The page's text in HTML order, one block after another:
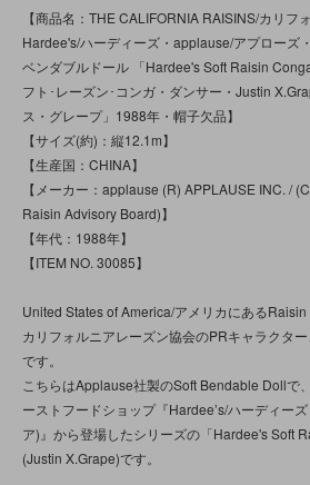
【商品名：THE CALIFORNIA RAISINS/カリフ
Hardee's/ハーディーズ・applause/アプローズ
ベンダブルドール 「Hardee's Soft Raisin
フト･レーズン･コンガ・ダンサー・Justin
ス・グレープ」1988年・帽子欠品】
【サイズ(約)：縦12.1m】
【生産国：CHINA】
【メーカー：applause (R) APPLAUSE INC. /
Raisin Advisory Board)】
【年代：1988年】
【ITEM NO. 30085】
United States of America/アメリカにある
カリフォルニアレーズン協会のPRキャラクタ
です。
こちらはApplause社製のSoft Bendable Dollで
ーストフードショップ『Hardee’s/ハーディー
ア)』から登場したシリーズの「Hardee's Soft
(Justin X.Grape)です。